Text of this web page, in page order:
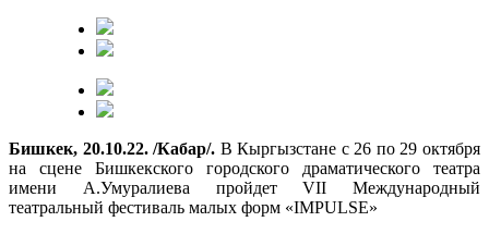
Бишкек, 20.10.22. /Кабар/. В Кыргызстане с 26 по 29 октября
на сцене Бишкекского городского драматического театра
имени А.Умуралиева пройдет VII Международный
театральный фестиваль малых форм «IMPULSE»